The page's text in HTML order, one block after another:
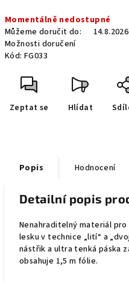
cena:
Momentálně nedostupné
Můžeme doručit do:
14.8.2026
Možnosti doručení
Kód: FG033
Zeptat se Hlídat
Popis Hodnocení
Detailní popis
Nenahraditelný materiál
lesku v technice „lití“ a
nástřik a ultra tenká páska
obsahuje 1,5 m fólie.